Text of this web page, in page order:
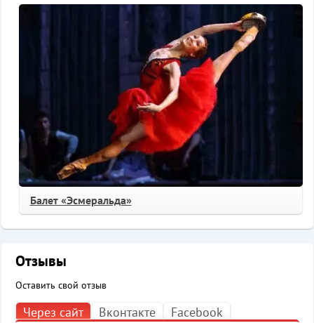
Балет «Эсмеральда»
Отзывы
Оставить свой отзыв
Через сайт Вконтакте Facebook